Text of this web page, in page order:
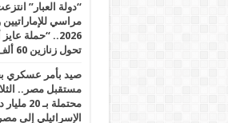
“دولة العبار”
تحول زنازين 60 ألف معتقل في مصر إلى قبور مغلقة
صيد بأمر عسكري
محتملة
الإسرائيلي إلى مصر